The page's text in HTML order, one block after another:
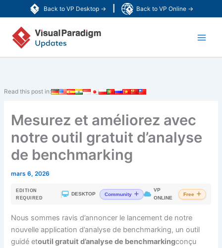
Back to VP Desktop → Back to VP Online →
au
contenu
Read this post in:
Mesurez et améliorez avec
notre outil gratuit d’analyse
de benchmarking
mars 6, 2026
EDITION
REQUIRED
| DESKTOP Community
VP
ONLINE
Free
Nous sommes ravis d’annoncer le lancement de notre
nouvelle application d’analyse de benchmarking, un outil
guidé etoutil gratuit d’analyse de benchmarkingconçu